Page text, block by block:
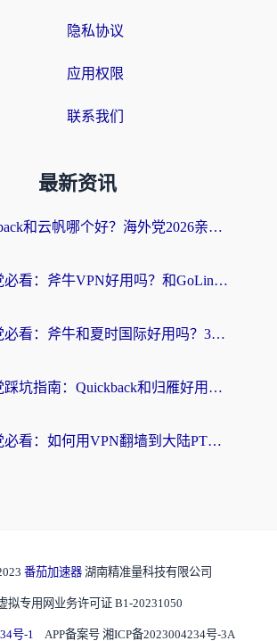
隐私协议
应用权限
联系我们
最新资讯
Quickback和云帆哪个好？海外党2026亲测指南：选对加速器大陆工具，无缝刷国内剧玩国服
海外党必看：斧牛VPN好用吗？和GoLinkVPN对比哪个回国效果更好？
海外党必看：斧牛和夏时国际好用吗？3步选对回国加速器，无缝刷国内资源
海外党踩坑指南：Quickback和归雁好用吗？选对加速器才能无缝刷国内资源
海外党必看：如何用VPN翻墙到大陆PTT？一篇解决你所有回国加速痛点
番茄加速器 湖南精准量科技有限公司
拟专用网业务许可证 B1-20231050
号-1 APP备案号 湘ICP备2023004234号-3A